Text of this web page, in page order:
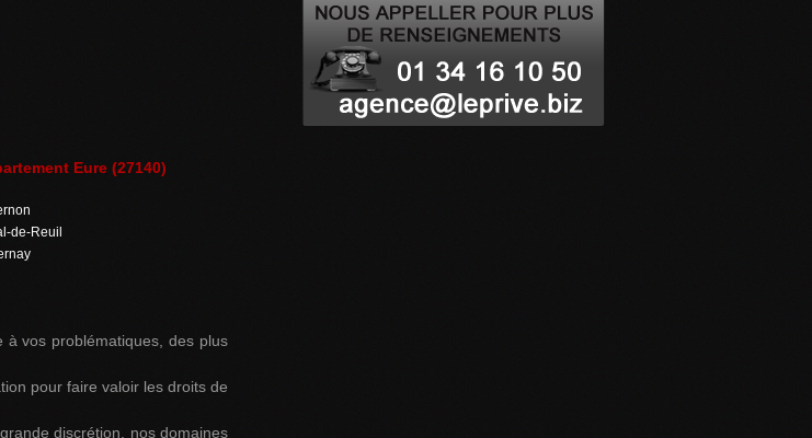
Eure (27140)
de-Reuil
à vos problématiques, des plus
pour faire valoir les droits de
discrétion, nos domaines